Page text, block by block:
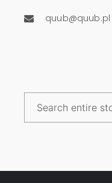
quub@quub.pl